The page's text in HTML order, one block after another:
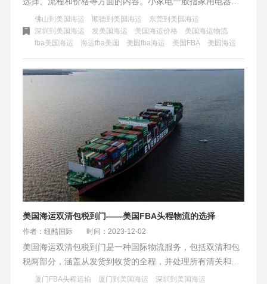
包括厨房电器、生活电器等，不同国家对家电的定义和标准
可能不同。在选择海运之前，需了解并确保产品符合美国的
相关标准和认证要求，以避免清关障碍。选择有经验、信誉
良好的海运货代公司，可确保货物安全、快速地到达美国目
的地。运输价格受多种因素影响，包括产品重量、体积、目
费用，并了解费用构成和附加服务的细节。
佛山到美国海运 顺德到美国海运
东莞到美国海运
深圳到美国海运
发美国海运 美国海运价格
美国海运物流
fba美国海运
海运fba美国 美国fba海运 美国FBA 美国海运
美国海运双清包税到门——美国FBA头程物流的选择
作者：纽酷国际 时间：2023-12-02
美国海运双清包税到门是一种国际物流服务，包括双清和包
税两部分，涵盖从发货到收货的全程，并处理所有清关和税
务问题。相对的是不包税到门服务，只负责运输，运费不包
厦门FBA头程运输 厦门到美国海运
深圳到美国海运